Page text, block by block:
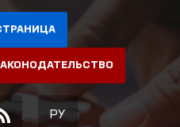
РУ